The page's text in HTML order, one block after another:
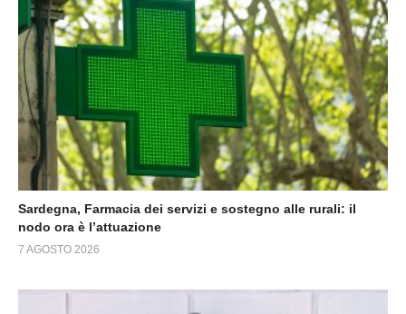
Sardegna, Farmacia dei servizi e sostegno alle rurali: il
nodo ora è l’attuazione
7 AGOSTO 2026